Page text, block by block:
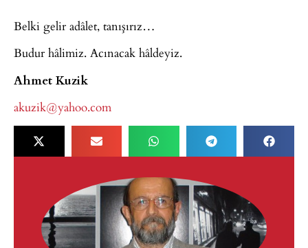
Belki gelir adâlet, tanışırız…
Budur hâlimiz. Acınacak hâldeyiz.
Ahmet Kuzik
akuzik@yahoo.com